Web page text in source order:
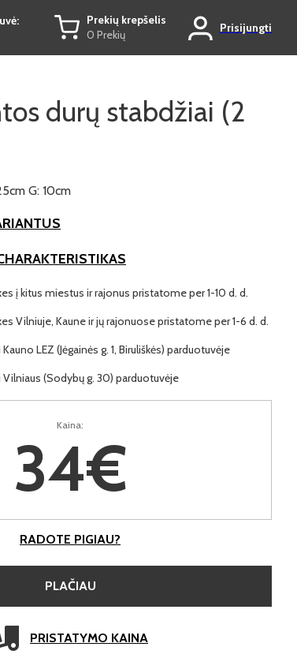
Prekių krepšelis
0 Prekių
Prisijungti
durų stabdžiai (2
G: 10cm
į kitus miestus ir rajonus pristatome per 1-10 d. d.
Vilniuje, Kaune ir jų rajonuose pristatome per 1-6 d. d.
LEZ (Jėgainės g. 1, Biruliškės) parduotuvėje
Vilniaus (Sodybų g. 30) parduotuvėje
Kaina:
34€
RADOTE PIGIAU?
PLAČIAU
PRISTATYMO KAINA